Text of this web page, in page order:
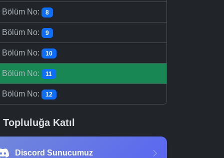
Bölüm No: 8
Bölüm No: 9
Bölüm No: 10
Bölüm No: 11
Bölüm No: 12
Topluluğa Katıl
Discord Sunucumuz